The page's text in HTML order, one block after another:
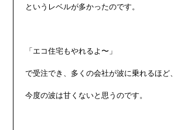
というレベルが多かったのです。
「エコ住宅もやれるよ〜」
で受注でき、多くの会社が波に乗れるほど、
今度の波は甘くないと思うのです。